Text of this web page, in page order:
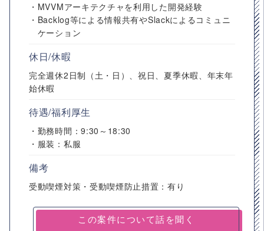
・MVVMアーキテクチャを利用した開発経験
・Backlog等による情報共有やSlackによるコミュニ
ケーション
休日/休暇
完全週休2日制（土・日）、祝日、夏季休暇、年末年
始休暇
待遇/福利厚生
・勤務時間：9:30～18:30
・服装：私服
備考
受動喫煙対策・受動喫煙防止措置：有り